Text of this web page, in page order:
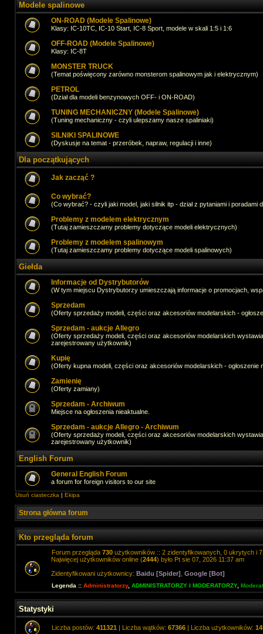
Modele spalinowe
ON-ROAD (Modele Spalinowe)
Klasy: IC-10TC, IC-10 Start, IC-8 Sport, modele w skali 1:5 i 1:6
OFF-ROAD (Modele Spalinowe)
Klasy: IC-8T
MONSTER TRUCK
(Temat poświęcony zarówno monsterom spalinowym jak i elektrycznym)
PETROL
(Dział dla modeli benzynowych OFF- i ON-ROAD)
TUNING MECHANICZNY (Modele Spalinowe)
(Tuning mechaniczny - czyli ulepszamy nasze spaliniaki)
SILNIKI SPALINOWE
(Dyskusje na temat - przeróbek, napraw, regulacji i inne)
Dla początkujących
Jak zacząć ?
Co wybrać?
(Co wybrać? - czyli jaki model, jaki silnik itp - dział z pytaniami i poradami
Problemy z modelem elektrycznym
(Tutaj zamieszczamy problemy dotyczące modeli elektrycznych)
Problemy z modelem spalinowym
(Tutaj zamieszczamy problemy dotyczące modeli spalinowych)
Giełda
Informacje od Dystrybutorów
(W tym miejscu Dystrybutorzy umieszczają informacje o promocjach,
Sprzedam
(Oferty sprzedaży modeli, części oraz akcesoriów modelarskich -
Sprzedam - aukcje Allegro
(Oferty sprzedaży modeli, części oraz akcesoriów modelarskich
zarejestrowany użytkownik)
Kupię
(Oferty kupna modeli, części oraz akcesoriów modelarskich -
Zamienię
(Oferty zamiany)
Sprzedam - Archiwum
Miejsce na ogłoszenia nieaktualne.
Sprzedam - aukcje Allegro - Archiwum
(Oferty sprzedaży modeli, części oraz akcesoriów modelarskich
zarejestrowany użytkownik)
English Forum
General English Forum
a forum for foreign visitors to our site
Usuń ciasteczka | Ekipa
Strona główna forum
Kto przegląda forum
Forum przegląda 730 użytkowników :: 2 zidentyfikowanych, 0 ukrytych i
Najwięcej użytkowników online (2444) było Pt sie 07, 2026 11:37 am
Zidentyfikowani użytkownicy: Baidu [Spider] Google [Bot]
Legenda :: Administratorzy, ADMINISTRATORZY I MODERATORZY,
Statystyki
Liczba postów: 411321 | Liczba wątków: 67366 | Liczba użytkowników: